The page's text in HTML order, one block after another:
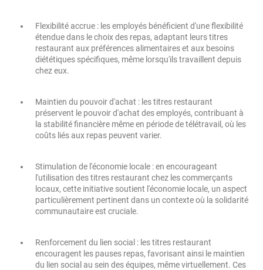
Flexibilité accrue : les employés bénéficient d'une flexibilité
étendue dans le choix des repas, adaptant leurs titres
restaurant aux préférences alimentaires et aux besoins
diététiques spécifiques, même lorsqu'ils travaillent depuis
chez eux.
Maintien du pouvoir d'achat : les titres restaurant
préservent le pouvoir d'achat des employés, contribuant à
la stabilité financière même en période de télétravail, où les
coûts liés aux repas peuvent varier.
Stimulation de l'économie locale : en encourageant
l'utilisation des titres restaurant chez les commerçants
locaux, cette initiative soutient l'économie locale, un aspect
particulièrement pertinent dans un contexte où la solidarité
communautaire est cruciale.
Renforcement du lien social : les titres restaurant
encouragent les pauses repas, favorisant ainsi le maintien
du lien social au sein des équipes, même virtuellement. Ces